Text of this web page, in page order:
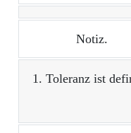
Notiz.
1. Toleranz ist